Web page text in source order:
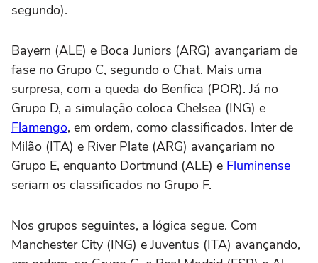
segundo).
Bayern (ALE) e Boca Juniors (ARG) avançariam de
fase no Grupo C, segundo o Chat. Mais uma
surpresa, com a queda do Benfica (POR). Já no
Grupo D, a simulação coloca Chelsea (ING) e
Flamengo, em ordem, como classificados. Inter de
Milão (ITA) e River Plate (ARG) avançariam no
Grupo E, enquanto Dortmund (ALE) e Fluminense
seriam os classificados no Grupo F.
Nos grupos seguintes, a lógica segue. Com
Manchester City (ING) e Juventus (ITA) avançando,